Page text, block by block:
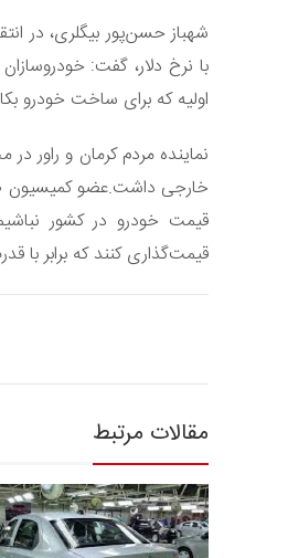
شهباز حسن‌پور بیگلری، در
با نرخ دلار، گفت:
اولیه که برای ساخت خودرو
نماینده مردم کرمان و
خارجی داشت.عضو کمیسیون
قیمت خودرو در کشور
قیمت‌گذاری کنند که برابر با
مقالات مرتبط